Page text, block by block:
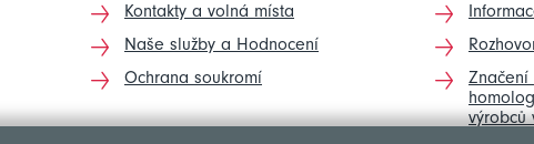
Kontakty a volná místa
Naše služby a Hodnocení
Ochrana soukromí
Značení
výrobců